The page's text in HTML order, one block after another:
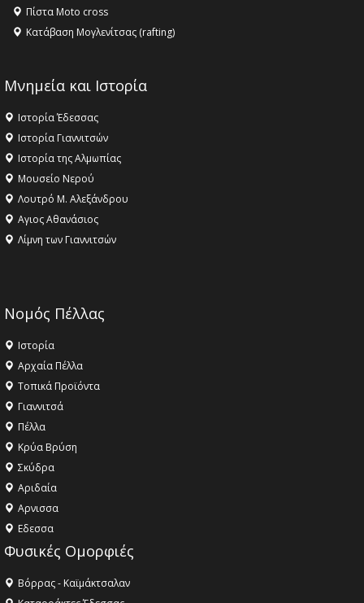
Πίστα Moto cross
Κατάβαση Μογλενίτσας (rafting)
Μνημεία και Ιστορία
Ιστορία Έδεσσας
Ιστορία Γιαννιτσών
Ιστορία της Αλμωπίας
Μουσείο Νερού
Λουτρό Μ. Αλεξάνδρου
Αγιος Αθανάσιος
Λίμνη των Γιαννιτσών
Νομός Πέλλας
Ιστορία
Αρχαία Πέλλα
Τοπικά Προϊόντα
Γιαννιτσά
Πέλλα
Κρύα Βρύση
Σκύδρα
Αριδαία
Aρνισσα
Eδεσσα
Φυσικές Ομορφιές
Βόρρας - Καϊμάκτσαλαν